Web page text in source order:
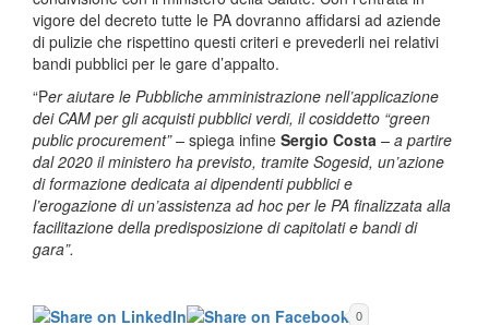
vigore del decreto tutte le PA dovranno affidarsi ad aziende
di pulizie che rispettino questi criteri e prevederli nei relativi
bandi pubblici per le gare d’appalto.
“Per aiutare le Pubbliche amministrazione nell’applicazione
dei CAM per gli acquisti pubblici verdi, il cosiddetto “green
public procurement” – spiega infine Sergio Costa – a partire
dal 2020 il ministero ha previsto, tramite Sogesid, un’azione
di formazione dedicata ai dipendenti pubblici e
l’erogazione di un’assistenza ad hoc per le PA finalizzata alla
facilitazione della predisposizione di capitolati e bandi di
gara”.
0